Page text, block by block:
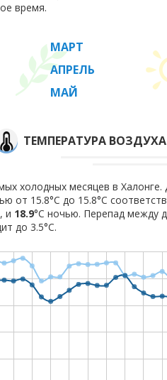
время.
МАРТ
АПРЕЛЬ
МАЙ
ТЕМПЕРАТУРА
холодных месяцев в
от 15.8°C до 15.8°C
и 18.9°C ночью. Перепад между
до 3.5°С.